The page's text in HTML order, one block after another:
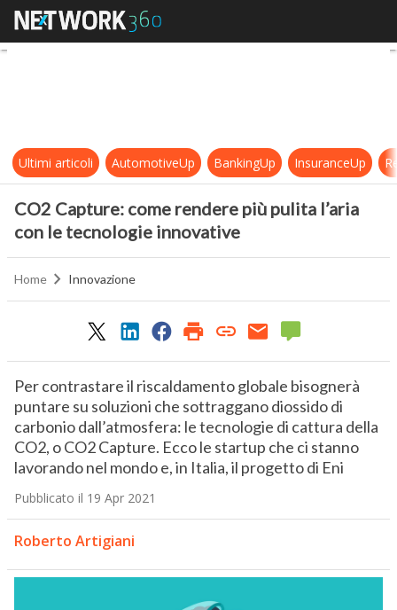
CO2 Capture: come rendere più
Ultimi articoli AutomotiveUp BankingUp InsuranceUp
CO2 Capture: come rendere più pulita l’aria
con le tecnologie innovative
Home Innovazione
Per contrastare il riscaldamento globale bisognerà
puntare su soluzioni che sottraggano diossido di
carbonio dall’atmosfera: le tecnologie di cattura della
CO2, o CO2 Capture. Ecco le startup che ci stanno
lavorando nel mondo e, in Italia, il progetto di Eni
Pubblicato il 19 Apr 2021
Roberto Artigiani